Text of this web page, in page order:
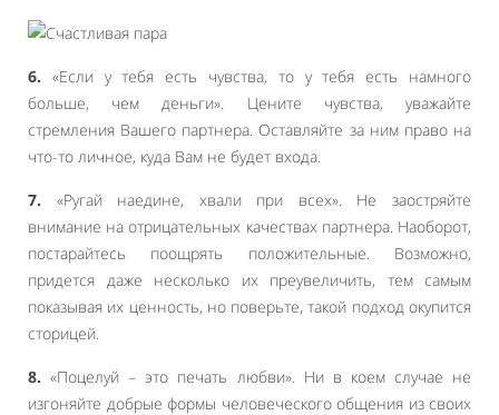
6. «Если у тебя есть чувства, то у тебя есть намного
больше, чем деньги». Цените чувства, уважайте
стремления Вашего партнера. Оставляйте за ним право на
что-то личное, куда Вам не будет входа.
7. «Ругай наедине, хвали при всех». Не заостряйте
внимание на отрицательных качествах партнера. Наоборот,
постарайтесь поощрять положительные. Возможно,
придется даже несколько их преувеличить, тем самым
показывая их ценность, но поверьте, такой подход окупится
сторицей.
8. «Поцелуй – это печать любви». Ни в коем случае не
изгоняйте добрые формы человеческого общения из своих